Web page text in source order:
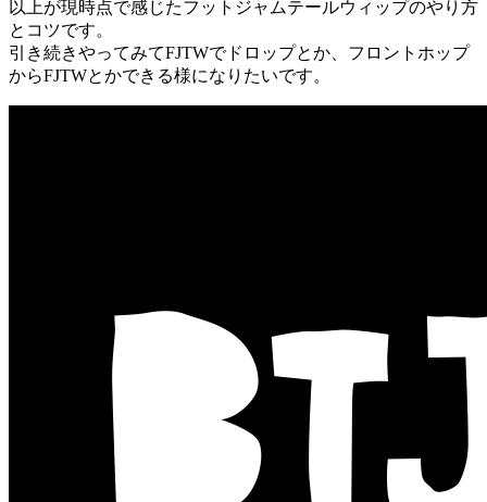
以上が現時点で感じたフットジャムテールウィップのやり方
とコツです。
引き続きやってみてFJTWでドロップとか、フロントホップ
からFJTWとかできる様になりたいです。